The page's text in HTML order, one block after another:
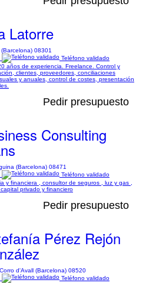
Latorre
08301
Teléfono validado
años de experiencia. Freelance. Control y
clientes, proveedores, conciliaciones
y anuales, control de costes, presentación
Pedir presupuesto
Consulting
(Barcelona) 08471
Teléfono validado
y financiera , consultor de seguros , luz y gas ,
privado y financiero
Pedir presupuesto
Pérez Rejón
d'Avall (Barcelona) 08520
Teléfono validado